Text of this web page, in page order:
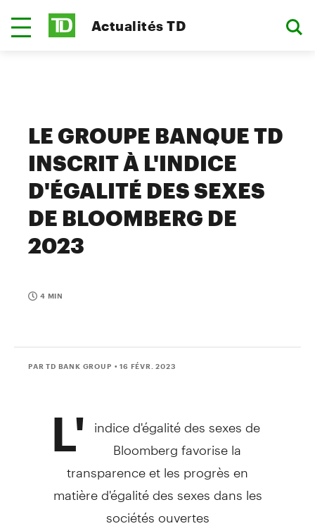
Actualités TD
LE GROUPE BANQUE TD
INSCRIT À L'INDICE
D'ÉGALITÉ DES SEXES
DE BLOOMBERG DE
2023
4 MIN
PAR TD BANK GROUP • 16 FÉVR. 2023
L' indice d'égalité des sexes de
Bloomberg favorise la
transparence et les progrès en
matière d'égalité des sexes dans les
sociétés ouvertes